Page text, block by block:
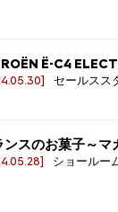
Ë-C4
セールス
ンスのお菓子～マ
ショールー